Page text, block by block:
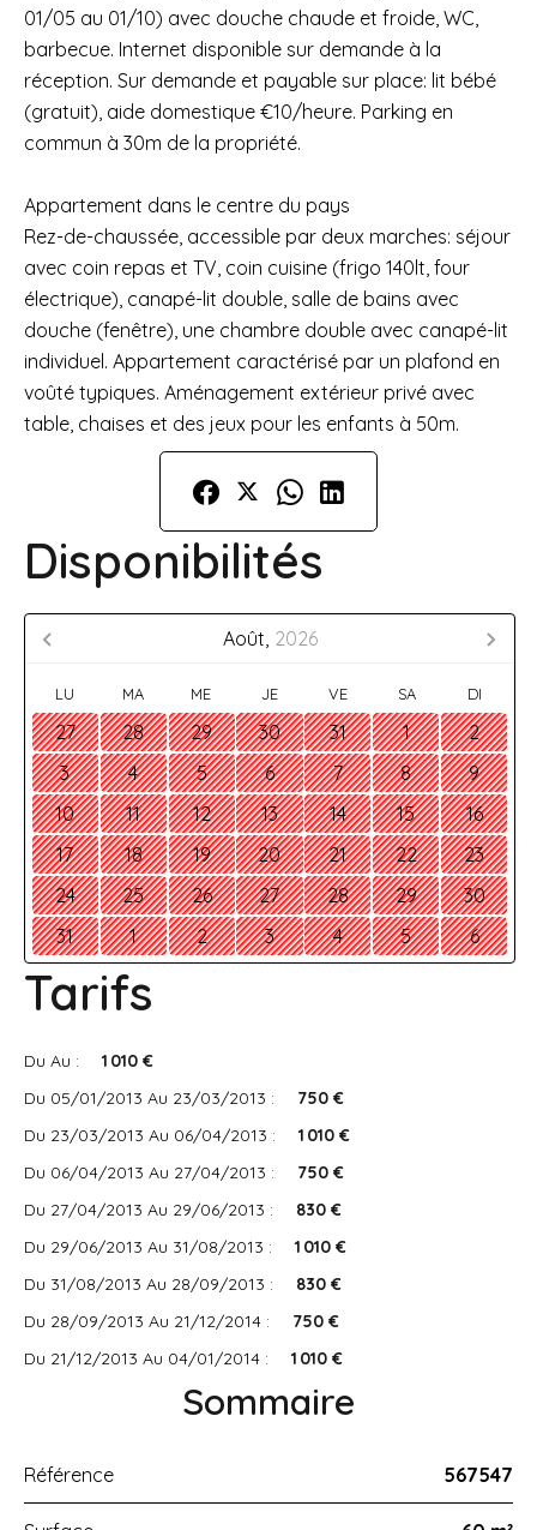
01/05 au 01/10) avec douche chaude et froide, WC,
barbecue. Internet disponible sur demande à la
réception. Sur demande et payable sur place: lit bébé
(gratuit), aide domestique €10/heure. Parking en
commun à 30m de la propriété.
Appartement dans le centre du pays
Rez-de-chaussée, accessible par deux marches: séjour
avec coin repas et TV, coin cuisine (frigo 140lt, four
électrique), canapé-lit double, salle de bains avec
douche (fenêtre), une chambre double avec canapé-lit
individuel. Appartement caractérisé par un plafond en
voûté typiques. Aménagement extérieur privé avec
table, chaises et des jeux pour les enfants à 50m.
Disponibilités
Août, 2026
LU MA ME JE VE SA DI
27 28 29 30 31 1
2
3
4 5 6 7 8
9
10
11 12 13 14 15
16
17
18 19 20 21 22
23
24
25 26 27 28 29
30
31
1 2 3 4 5 6
Tarifs
Du Au :
1 010 €
Du 05/01/2013 Au 23/03/2013 :
750 €
Du 23/03/2013 Au 06/04/2013 :
1 010 €
Du 06/04/2013 Au 27/04/2013 :
750 €
Du 27/04/2013 Au 29/06/2013 :
830 €
Du 29/06/2013 Au 31/08/2013 :
1 010 €
Du 31/08/2013 Au 28/09/2013 :
830 €
Du 28/09/2013 Au 21/12/2014 :
750 €
Du 21/12/2013 Au 04/01/2014 :
1 010 €
Sommaire
Référence 567547